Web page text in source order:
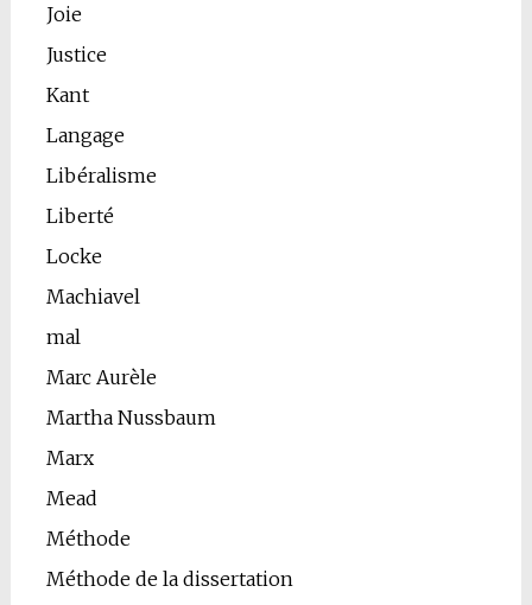
Joie
Justice
Kant
Langage
Libéralisme
Liberté
Locke
Machiavel
mal
Marc Aurèle
Martha Nussbaum
Marx
Mead
Méthode
Méthode de la dissertation